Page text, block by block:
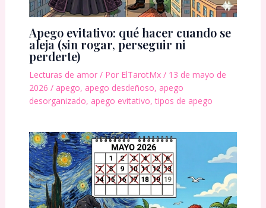
Apego evitativo: qué hacer cuando se
aleja (sin rogar, perseguir ni
perderte)
Lecturas de amor/ Por ElTarotMx / 13 de mayo de
2026 / apego, apego desdeñoso, apego
desorganizado, apego evitativo,tipos de apego